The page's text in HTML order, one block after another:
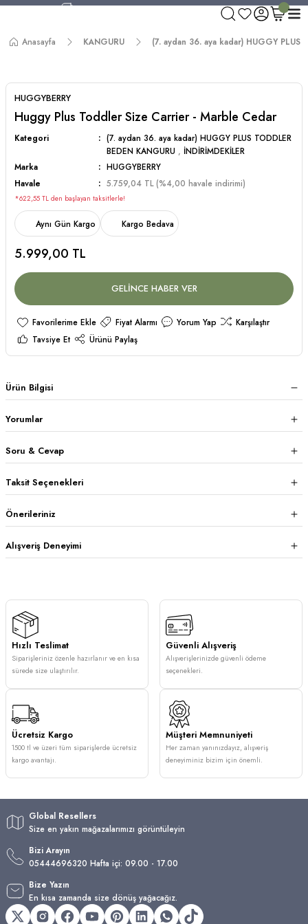
750 TL ve Üzeri Alışverişlerde Kargo Bedava!
Worldwide Shipping!
Anasayfa KANGURU (7. aydan 36. aya kadar) HUGGY PLUS
HUGGYBERRY
Huggy Plus Toddler Size Carrier - Marble Cedar
Kategori
(7. aydan 36. aya kadar) HUGGY PLUS TODDLER
BEDEN KANGURU , İNDİRİMDEKİLER
Marka
HUGGYBERRY
Havale
5.759,04 TL (%4,00 havale indirimi)
*622,55 TL den başlayan taksitlerle!
Aynı Gün Kargo Kargo Bedava
5.999,00 TL
GELİNCE HABER VER
Fiyat Alarmı Yorum Yap
Karşılaştır
Tavsiye Et
Ürünü Paylaş
Ürün Bilgisi
Yorumlar
Soru & Cevap
Taksit Seçenekleri
Önerileriniz
Alışveriş Deneyimi
Hızlı Teslimat
Siparişleriniz özenle hazırlanır ve en kısa
sürede size ulaştırılır.
Güvenli Alışveriş
Alışverişlerinizde güvenli ödeme
seçenekleri.
Ücretsiz Kargo
1500 tl ve üzeri tüm siparişlerde ücretsiz
kargo avantajı.
Müşteri Memnuniyeti
Her zaman yanınızdayız, alışveriş
deneyiminiz bizim için önemli.
Global Resellers
Size en yakın mağazalarımızı görüntüleyin
Bizi Arayın
05444696320 Hafta içi: 09.00 - 17.00
Bize Yazın
En kısa zamanda size dönüş yağacağız.